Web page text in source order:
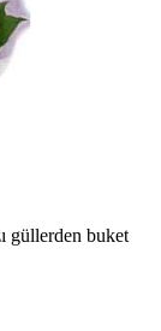
güllerden buket